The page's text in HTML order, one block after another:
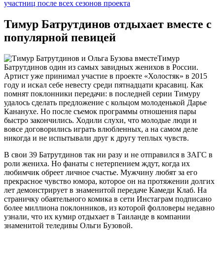
участниц после всех сезонов проекта
Тимур Батрутдинов отдыхает вместе с
популярной певицей
Тимур
Батрутдинов один из самых завидных женихов в России.
Артист уже принимал участие в проекте «Холостяк» в 2015
году и искал себе невесту среди пятнадцати красавиц. Как
помнят поклонники передачи: в последней серии Тимуру
удалось сделать предложение с кольцом молоденькой Дарье
Кананухе. Но после съемок программы отношения пары
быстро закончились. Ходили слухи, что молодые люди и
вовсе договорились играть влюбленных, а на самом деле
никогда и не испытывали друг к другу теплых чувств.
В свои 39 Батрутдинов так ни разу и не отправился в ЗАГС в
роли жениха. Но фанаты с нетерпением ждут, когда их
любимчик обреет личное счастье. Мужчину любят за его
прекрасное чувство юмора, которое он на протяжении долгих
лет демонстрирует в знаменитой передаче Камеди Клаб. На
страничку обаятельного комика в сети Инстаграм подписано
более миллиона поклонников, из которой фолловеры недавно
узнали, что их кумир отдыхает в Таиланде в компании
знаменитой теледивы Ольги Бузовой.